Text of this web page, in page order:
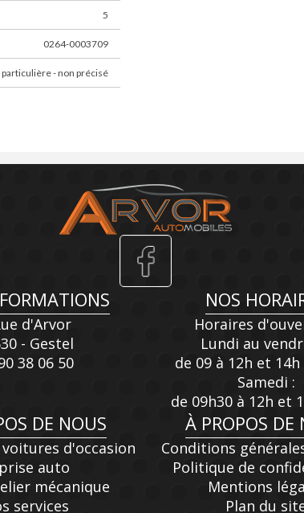
5
0264-0003709
particulière - non précisé
d'Arvor
- Gestel
38 06 50
NOS
Horaires
Lundi au
de 09 à 12h et 14h
Samedi :
de 09h30 à 12h et
DE NOUS
d'occasion
auto
mécanique
services
À PROPOS DE
Conditions
Politique de
Mentions
Plan du